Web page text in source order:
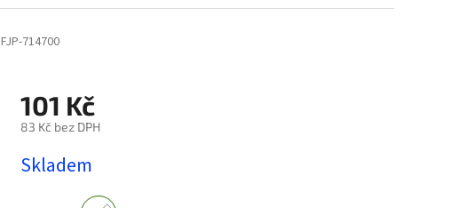
FJP-714700
101 Kč
83 Kč bez DPH
cena:
Skladem